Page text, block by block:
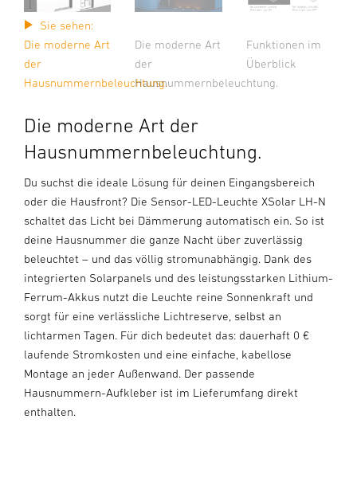
Sie sehen:
Die moderne Art
der
Hausnummernbeleuchtung.
Die moderne Art
der
Hausnummernbeleuchtung.
Funktionen im
Überblick
Die moderne Art der
Hausnummernbeleuchtung.
Du suchst die ideale Lösung für deinen Eingangsbereich
oder die Hausfront? Die Sensor-LED-Leuchte XSolar LH-N
schaltet das Licht bei Dämmerung automatisch ein. So ist
deine Hausnummer die ganze Nacht über zuverlässig
beleuchtet – und das völlig stromunabhängig. Dank des
integrierten Solarpanels und des leistungsstarken Lithium-
Ferrum-Akkus nutzt die Leuchte reine Sonnenkraft und
sorgt für eine verlässliche Lichtreserve, selbst an
lichtarmen Tagen. Für dich bedeutet das: dauerhaft 0 €
laufende Stromkosten und eine einfache, kabellose
Montage an jeder Außenwand. Der passende
Hausnummern-Aufkleber ist im Lieferumfang direkt
enthalten.